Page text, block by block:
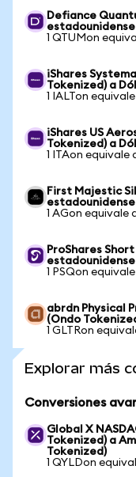
Defiance
estadounidense
1 QTUMon
iShares
Tokenized) a
1 IALTon
iShares US
Tokenized) a
1 ITAon equivale
First Majestic
estadounidense
1 AGon equivale
ProShares
estadounidense
1 PSQon
abrdn Physical
(Ondo
1 GLTRon
Explorar más
Conversiones
Global X
Tokenized) a
Tokenized)
1 QYLDon